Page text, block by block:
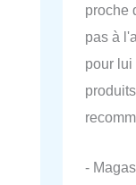
proche
pas à
pour
-